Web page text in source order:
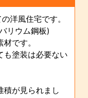
洋風住宅です。
リウム鋼板)
です。
も塗装は必要ない
積が見られまし